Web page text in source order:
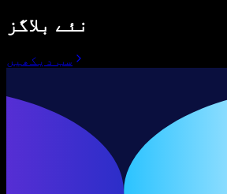
نئے بلاگز
سب دیکھیں